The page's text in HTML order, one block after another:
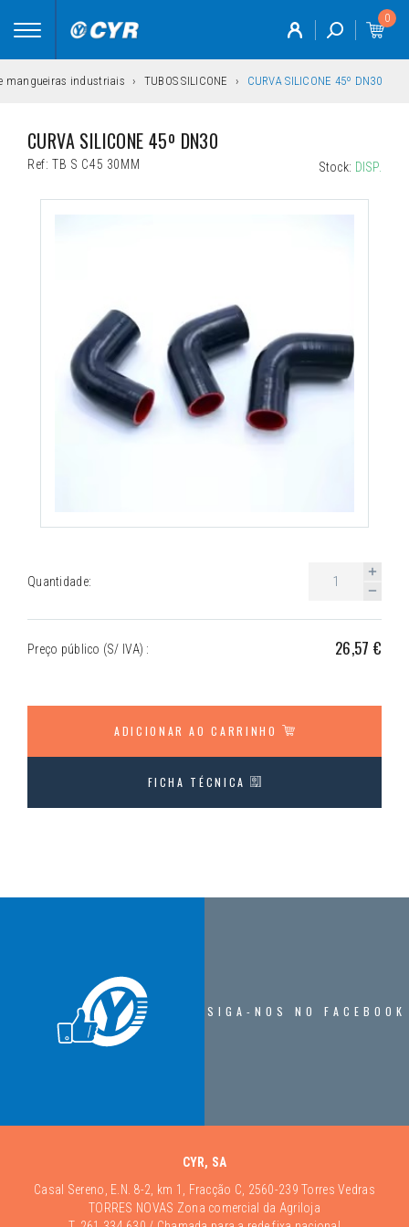
Toggle
0
mangueiras industriais TUBOS SILICONE CURVA SILICONE 45º DN30
CURVA SILICONE 45º DN30
Ref: TB S C45 30MM Stock: DISP.
Quantidade:
Preço público (S/ IVA) : 26,57 €
ADICIONAR AO CARRINHO
FICHA TÉCNICA
SIGA-NOS NO FACEBOOK
CYR, SA
Casal Sereno, E.N. 8-2, km 1, Fracção C, 2560-239 Torres Vedras
TORRES NOVAS Zona comercial da Agriloja